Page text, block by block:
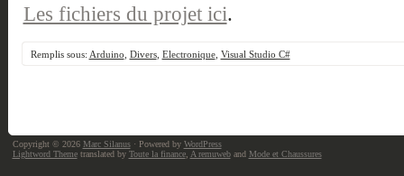
Les fichiers du projet ici.
Remplis sous: Arduino Divers, Electronique, Visual Studio C#
Copyright © 2026 Marc Silanus· Powered by WordPress
Lightword Themetranslated by Toute la finance, A remuweband Mode et Chaussures